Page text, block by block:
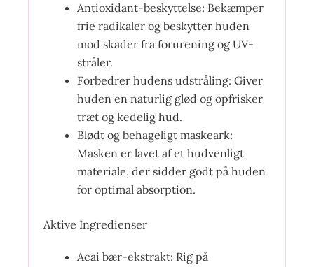
Antioxidant-beskyttelse: Bekæmper
frie radikaler og beskytter huden
mod skader fra forurening og UV-
stråler.
Forbedrer hudens udstråling: Giver
huden en naturlig glød og opfrisker
træt og kedelig hud.
Blødt og behageligt maskeark:
Masken er lavet af et hudvenligt
materiale, der sidder godt på huden
for optimal absorption.
Aktive Ingredienser
Acai bær-ekstrakt: Rig på